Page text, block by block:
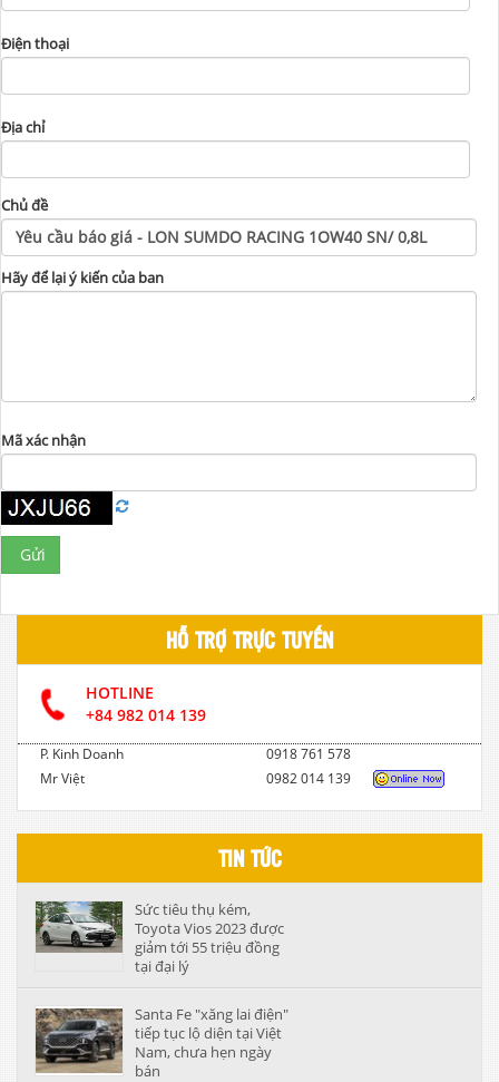
Điện thoại
Địa chỉ
Chủ đề
Hãy để lại ý kiến của ban
Mã xác nhận
Gửi
HỖ TRỢ TRỰC TUYẾN
HOTLINE
+84 982 014 139
P. Kinh Doanh
0918 761 578
Mr Việt
0982 014 139
TIN TỨC
Sức tiêu thụ kém,
Toyota Vios 2023 được
giảm tới 55 triệu đồng
tại đại lý
Santa Fe "xăng lai điện"
tiếp tục lộ diện tại Việt
Nam, chưa hẹn ngày
bán